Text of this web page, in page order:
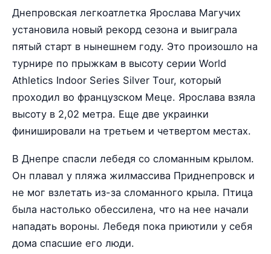
Днепровская легкоатлетка Ярослава Магучих
установила новый рекорд сезона и выиграла
пятый старт в нынешнем году. Это произошло на
турнире по прыжкам в высоту серии World
Athletics Indoor Series Silver Tour, который
проходил во французском Меце. Ярослава взяла
высоту в 2,02 метра. Еще две украинки
финишировали на третьем и четвертом местах.
В Днепре спасли лебедя со сломанным крылом.
Он плавал у пляжа жилмассива Приднепровск и
не мог взлетать из-за сломанного крыла. Птица
была настолько обессилена, что на нее начали
нападать вороны. Лебедя пока приютили у себя
дома спасшие его люди.